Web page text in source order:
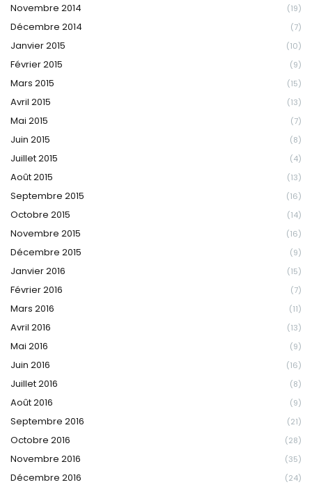
Novembre 2014 (19)
Décembre 2014 (7)
Janvier 2015 (10)
Février 2015 (9)
Mars 2015 (15)
Avril 2015 (13)
Mai 2015 (7)
Juin 2015 (8)
Juillet 2015 (4)
Août 2015 (13)
Septembre 2015 (16)
Octobre 2015 (14)
Novembre 2015 (16)
Décembre 2015 (9)
Janvier 2016 (15)
Février 2016 (7)
Mars 2016 (11)
Avril 2016 (13)
Mai 2016 (9)
Juin 2016 (16)
Juillet 2016 (8)
Août 2016 (9)
Septembre 2016 (21)
Octobre 2016 (28)
Novembre 2016 (35)
Décembre 2016 (24)